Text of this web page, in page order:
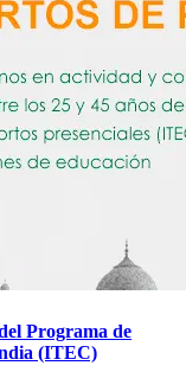
Programa de
(ITEC)